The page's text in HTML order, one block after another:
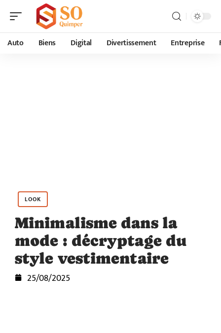
Auto Biens Digital Divertissement Entreprise
LOOK
Minimalisme dans la
mode : décryptage du
style vestimentaire
25/08/2025